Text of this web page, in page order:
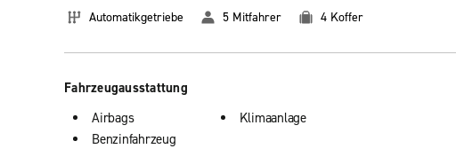
Automatikgetriebe 5 Mitfahrer 4 Koffer
Fahrzeugausstattung
Airbags
Benzinfahrzeug
Klimaanlage